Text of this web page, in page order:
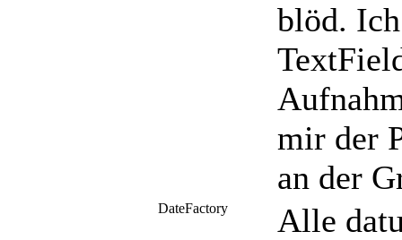
blöd.
mir der
an der
DateFactory
Alle